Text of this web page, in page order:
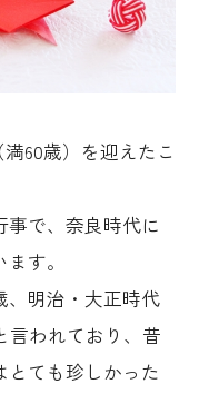
60歳）を迎えたこ
事で、奈良時代に
す。
、明治・大正時代
言われており、昔
とても珍しかった